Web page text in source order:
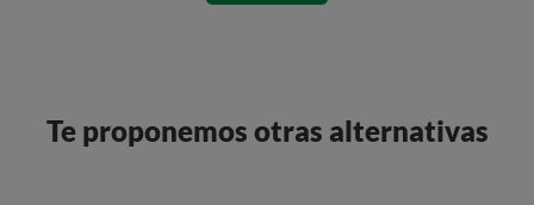
Te proponemos otras alternativas